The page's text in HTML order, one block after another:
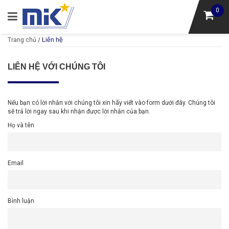
0
Trang chủ / Liên hệ
LIÊN HỆ VỚI CHÚNG TÔI
Nếu bạn có lời nhắn với chúng tôi xin hãy viết vào form dưới đây. Chúng tôi
sẽ trả lời ngay sau khi nhận được lời nhắn của bạn.
Họ và tên
Email
Bình luận